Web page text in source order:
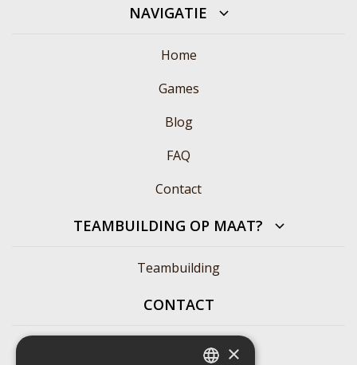
NAVIGATIE
Home
Games
Blog
FAQ
Contact
TEAMBUILDING OP MAAT?
Teambuilding
CONTACT
+32492864352 ×